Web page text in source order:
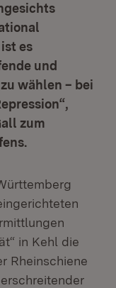
es
und
wählen – bei
zum
in Kehl die
Rheinschiene